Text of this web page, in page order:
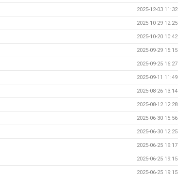
2025-12-03 11:32
2025-10-29 12:25
2025-10-20 10:42
2025-09-29 15:15
2025-09-25 16:27
2025-09-11 11:49
2025-08-26 13:14
2025-08-12 12:28
2025-06-30 15:56
2025-06-30 12:25
2025-06-25 19:17
2025-06-25 19:15
2025-06-25 19:15